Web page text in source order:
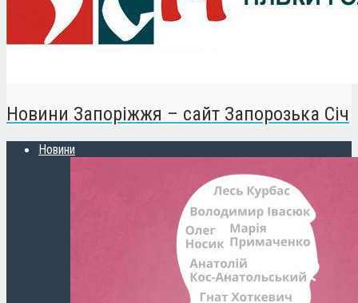
Новини Запоріжжя – сайт Запорозька Січ
Новини